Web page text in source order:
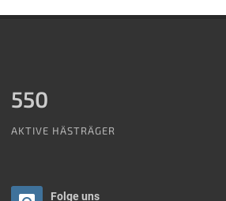
550
AKTIVE HÄSTRÄGER
Folge uns